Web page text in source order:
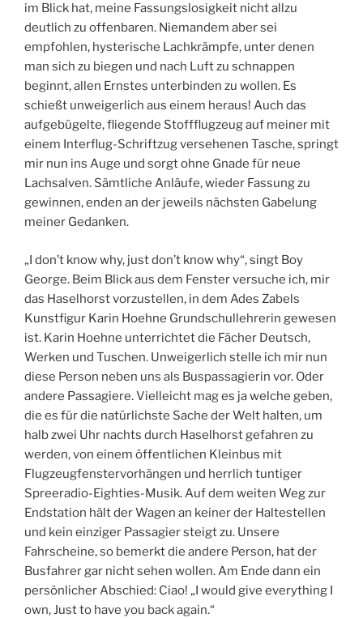
im Blick hat, meine Fassungslosigkeit nicht allzu
deutlich zu offenbaren. Niemandem aber sei
empfohlen, hysterische Lachkrämpfe, unter denen
man sich zu biegen und nach Luft zu schnappen
beginnt, allen Ernstes unterbinden zu wollen. Es
schießt unweigerlich aus einem heraus! Auch das
aufgebügelte, fliegende Stoffflugzeug auf meiner mit
einem Interflug-Schriftzug versehenen Tasche, springt
mir nun ins Auge und sorgt ohne Gnade für neue
Lachsalven. Sämtliche Anläufe, wieder Fassung zu
gewinnen, enden an der jeweils nächsten Gabelung
meiner Gedanken.
„I don’t know why, just don’t know why“, singt Boy
George. Beim Blick aus dem Fenster versuche ich, mir
das Haselhorst vorzustellen, in dem Ades Zabels
Kunstfigur Karin Hoehne Grundschullehrerin gewesen
ist. Karin Hoehne unterrichtet die Fächer Deutsch,
Werken und Tuschen. Unweigerlich stelle ich mir nun
diese Person neben uns als Buspassagierin vor. Oder
andere Passagiere. Vielleicht mag es ja welche geben,
die es für die natürlichste Sache der Welt halten, um
halb zwei Uhr nachts durch Haselhorst gefahren zu
werden, von einem öffentlichen Kleinbus mit
Flugzeugfenstervorhängen und herrlich tuntiger
Spreeradio-Eighties-Musik. Auf dem weiten Weg zur
Endstation hält der Wagen an keiner der Haltestellen
und kein einziger Passagier steigt zu. Unsere
Fahrscheine, so bemerkt die andere Person, hat der
Busfahrer gar nicht sehen wollen. Am Ende dann ein
persönlicher Abschied: Ciao! „I would give everything I
own, Just to have you back again.“